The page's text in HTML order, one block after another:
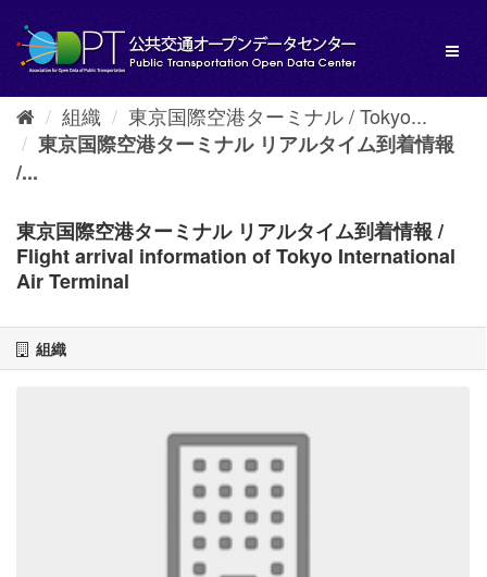
し
組織
東京国際空港ターミナル / Tokyo...
東京国際空港ターミナル リアルタイム到着情報
/...
東京国際空港ターミナル リアルタイム到着情報 /
Flight arrival information of Tokyo International
Air Terminal
組織